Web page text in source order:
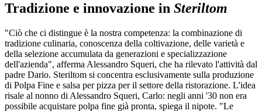
Tradizione e innovazione in Steriltom
"Ciò che ci distingue è la nostra competenza: la combinazione di
tradizione culinaria, conoscenza della coltivazione, delle varietà e
della selezione accumulata da generazioni e specializzazione
dell'azienda", afferma Alessandro Squeri, che ha rilevato l'attività dal
padre Dario. Steriltom si concentra esclusivamente sulla produzione
di Polpa Fine e salsa per pizza per il settore della ristorazione. L'idea
risale al nonno di Alessandro Squeri, Carlo: negli anni '30 non era
possibile acquistare polpa fine già pronta, spiega il nipote. "Le